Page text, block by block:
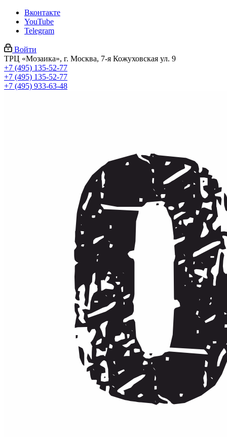
Вконтакте
YouTube
Telegram
Войти
ТРЦ «Мозаика», г. Москва, 7-я Кожуховская ул. 9
+7 (495) 135-52-77
+7 (495) 135-52-77
+7 (495) 933-63-48